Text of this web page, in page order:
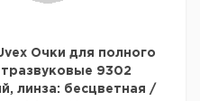
Очки для полного
9302
линза: бесцветная /